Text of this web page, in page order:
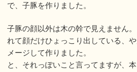
で、子豚を作りました。
子豚の顔以外は木の幹で見えません
れて顔だけひょっこり出している、
メージして作りました。
と、それっぽいこと言ってますが、